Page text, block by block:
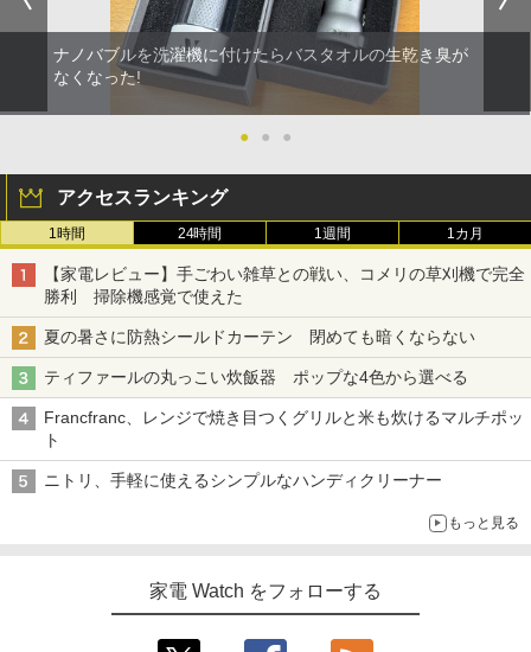
ナノバブルを洗濯機に付けたらバスタオルの生乾き臭が
なくなった!
● ● ●
アクセスランキング
1時間 24時間 1週間 1カ月
【家電レビュー】手ごわい雑草との戦い、コメリの草刈機で完全
勝利 掃除機感覚で使えた
夏の暑さに防熱シールドカーテン 閉めても暗くならない
ティファールの丸っこい炊飯器 ポップな4色から選べる
Francfranc、レンジで焼き目つくグリルと米も炊けるマルチポッ
ト
ニトリ、手軽に使えるシンプルなハンディクリーナー
もっと見る
家電 Watch をフォローする